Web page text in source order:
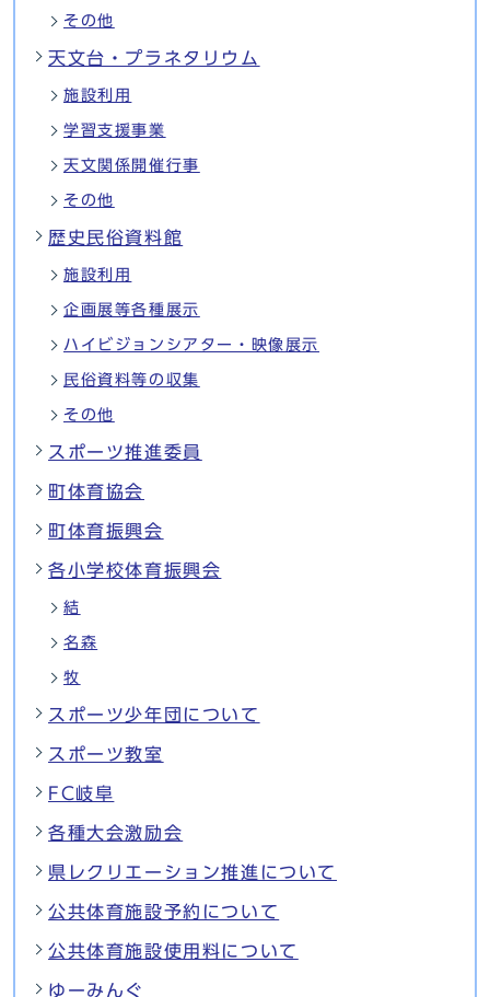
その他
天文台・プラネタリウム
施設利用
学習支援事業
天文関係開催行事
その他
歴史民俗資料館
施設利用
企画展等各種展示
ハイビジョンシアター・映像展示
民俗資料等の収集
その他
スポーツ推進委員
町体育協会
町体育振興会
各小学校体育振興会
結
名森
牧
スポーツ少年団について
スポーツ教室
FC岐阜
各種大会激励会
県レクリエーション推進について
公共体育施設予約について
公共体育施設使用料について
ゆーみんぐ